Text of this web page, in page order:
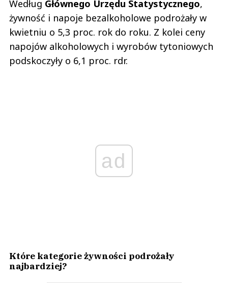
Według Głównego Urzędu Statystycznego,
żywność i napoje bezalkoholowe podrożały w
kwietniu o 5,3 proc. rok do roku. Z kolei ceny
napojów alkoholowych i wyrobów tytoniowych
podskoczyły o 6,1 proc. rdr.
ad
Które kategorie żywności podrożały
najbardziej?